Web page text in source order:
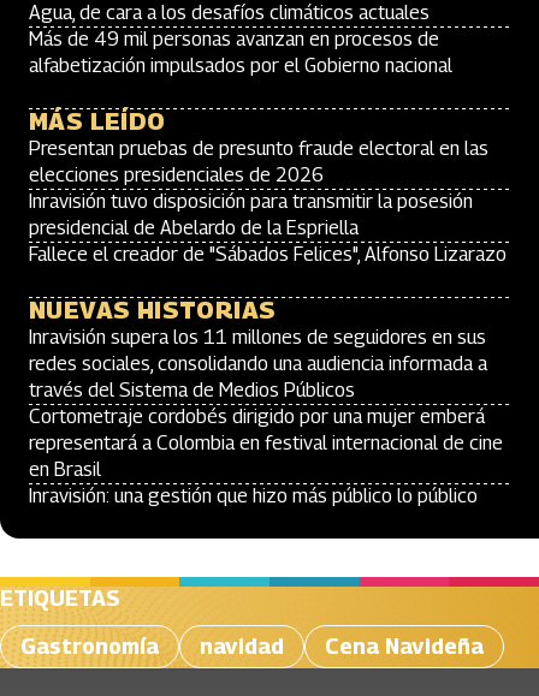
Agua, de cara a los desafíos climáticos actuales
Más de 49 mil personas avanzan en procesos de
alfabetización impulsados por el Gobierno nacional
MÁS LEÍDO
Presentan pruebas de presunto fraude electoral en las
elecciones presidenciales de 2026
Inravisión tuvo disposición para transmitir la posesión
presidencial de Abelardo de la Espriella
Fallece el creador de "Sábados Felices", Alfonso Lizarazo
NUEVAS HISTORIAS
Inravisión supera los 11 millones de seguidores en sus
redes sociales, consolidando una audiencia informada a
través del Sistema de Medios Públicos
Cortometraje cordobés dirigido por una mujer emberá
representará a Colombia en festival internacional de cine
en Brasil
Inravisión: una gestión que hizo más público lo público
ETIQUETAS
Gastronomía
navidad Cena Navideña